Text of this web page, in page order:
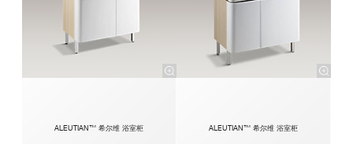
ALEUTIAN™ 希尔维 浴室柜 ALEUTIAN™ 希尔维 浴室柜